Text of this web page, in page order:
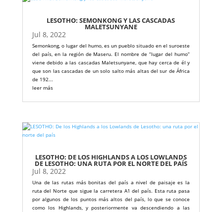
LESOTHO: SEMONKONG Y LAS CASCADAS
MALETSUNYANE
Jul 8, 2022
Semonkong, o lugar del humo, es un pueblo situado en el suroeste
del país, en la región de Maseru. El nombre de “lugar del humo”
viene debido a las cascadas Maletsunyane, que hay cerca de él y
que son las cascadas de un solo salto más altas del sur de África
de 192...
leer más
LESOTHO: DE LOS HIGHLANDS A LOS LOWLANDS
DE LESOTHO: UNA RUTA POR EL NORTE DEL PAÍS
Jul 8, 2022
Una de las rutas más bonitas del país a nivel de paisaje es la
ruta del Norte que sigue la carretera A1 del país. Esta ruta pasa
por algunos de los puntos más altos del país, lo que se conoce
como los Highlands, y posteriormente va descendiendo a las